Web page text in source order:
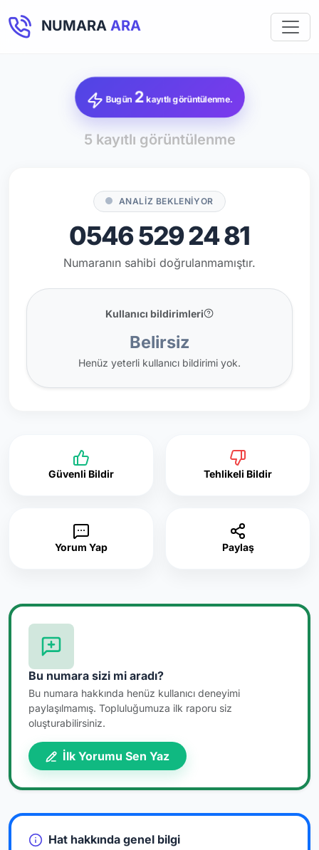
NUMARA ARA
Bugün 2kayıtlı görüntülenme.
5 kayıtlı görüntülenme
ANALİZ BEKLENİYOR
0546 529 24 81
Numaranın sahibi doğrulanmamıştır.
Kullanıcı bildirimleri
Belirsiz
Henüz yeterli kullanıcı bildirimi yok.
Güvenli Bildir Tehlikeli Bildir
Yorum Yap Paylaş
Bu numara sizi mi aradı?
Bu numara hakkında henüz kullanıcı deneyimi
paylaşılmamış. Topluluğumuza ilk raporu siz
oluşturabilirsiniz.
İlk Yorumu Sen Yaz
Hat hakkında genel bilgi